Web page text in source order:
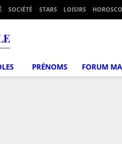
SOCIÉTÉ STARS LOISIRS
PRÉNOMS FORUM